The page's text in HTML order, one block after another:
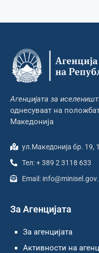
Агенцијата за
однесуваат на
Македонија
ул.Македонија бр. 19,
Тел: + 389 2 3118 633
Email:
За Агенцијата
За агенцијата
Активности на